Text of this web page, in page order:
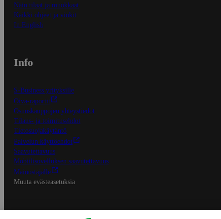
Näin tilaat ja muokkaat
Kaikki ohjeet ja vinkit
In English
Info
S-Business yrityksille
Oiva-raportit
Osuuskauppojen yhteystiedot
Tilaus- ja toimitusehdot
Tietosuojakäytäntö
Palvelun käyttöehdot
Saavutettavuus
Mobiilisovelluksen saavutettavuus
Mainostajalle
Muuta evästeasetuksia